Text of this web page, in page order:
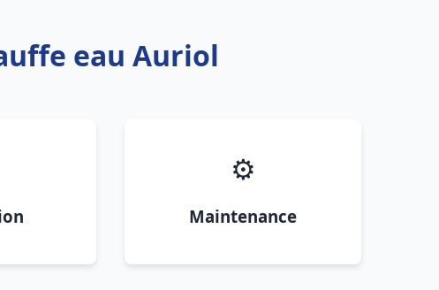
eau Auriol
⚙️
Maintenance